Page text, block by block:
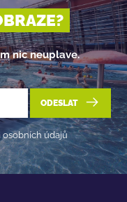
nic neuplave.
ODESLAT
osobních údajů